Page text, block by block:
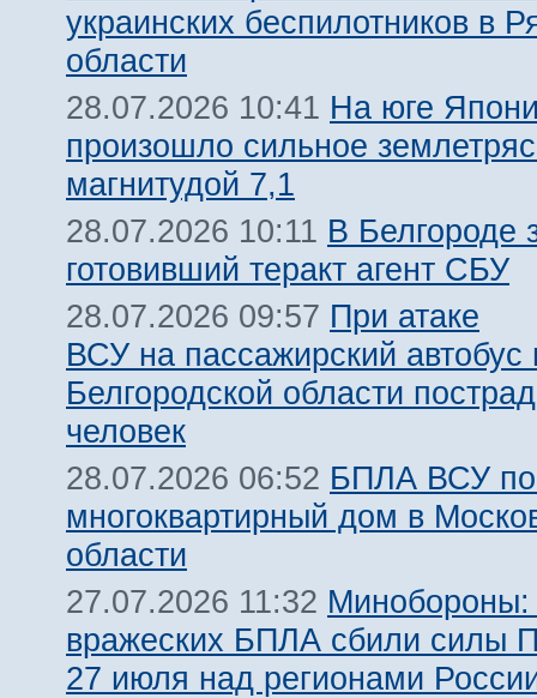
украинских беспилотников в
области
28.07.2026 10:41 На юге
произошло сильное
магнитудой 7,1
28.07.2026 10:11 В Белгороде
готовивший теракт агент СБУ
28.07.2026 09:57 При атаке
ВСУ на пассажирский автобус
Белгородской области
человек
28.07.2026 06:52 БПЛА ВСУ
многоквартирный дом в
области
27.07.2026 11:32 Минобороны:
вражеских БПЛА сбили силы
27 июля над регионами